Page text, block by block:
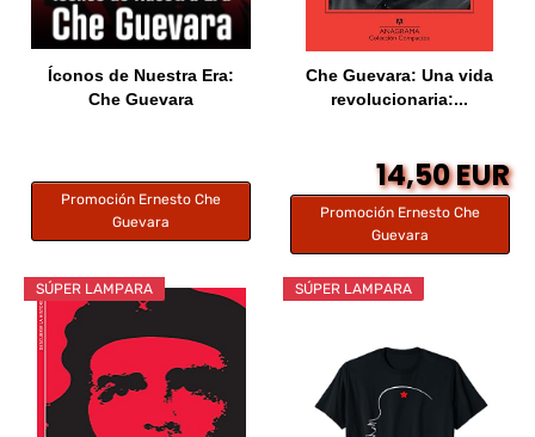
Íconos de Nuestra Era:
Che Guevara
Promoción Ernesto Che
Guevara
Che Guevara: Una vida
revolucionaria:...
14,50 EUR
Promoción Ernesto Che
Guevara
SÚPER LAMPARA SÚPER LAMPARA